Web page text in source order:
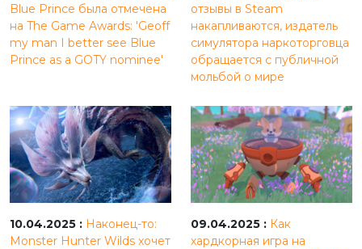
Blue Prince была отмечена
на The Game Awards: 'Geoff
my man I better see Blue
Prince as a GOTY nominee'
отзывы в Steam
накапливаются, издатель
симулятора наркоторговца
обращается с публичной
мольбой о мире
10.04.2025 : Наконец-то:
Monster Hunter Wilds хочет
09.04.2025 : Как
хардкорная игра на